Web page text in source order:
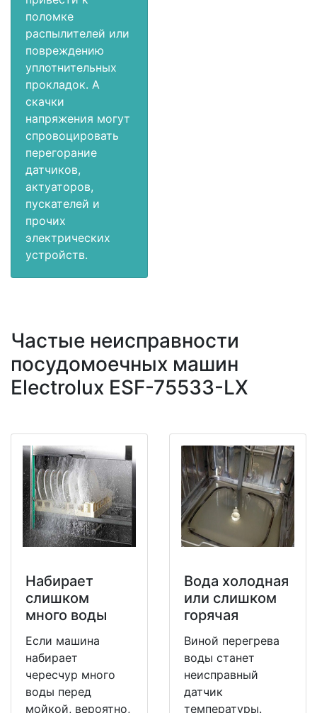
поломке
распылителей или
повреждению
уплотнительных
прокладок. А
скачки
напряжения могут
спровоцировать
перегорание
датчиков,
актуаторов,
пускателей и
прочих
электрических
устройств.
Частые неисправности
посудомоечных машин
Electrolux ESF-75533-LX
Набирает
слишком
много воды
Если машина
набирает
чересчур много
воды перед
мойкой, вероятно,
Вода холодная
или слишком
горячая
Виной перегрева
воды станет
неисправный
датчик
температуры.